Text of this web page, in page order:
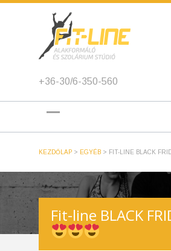
+36-30/6-350-560
KEZDŐLAP > EGYÉB > FIT-LINE BLACK
Fit-line BLACK